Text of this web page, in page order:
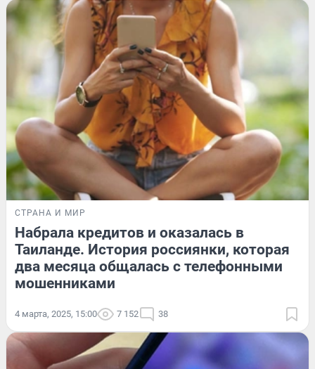
СТРАНА И МИР
Набрала кредитов и оказалась в
Таиланде. История россиянки, которая
два месяца общалась с телефонными
мошенниками
4 марта, 2025, 15:00 7 152 38